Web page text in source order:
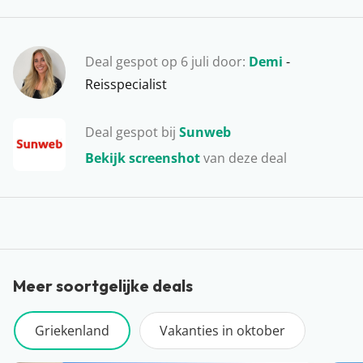
Deal gespot op 6 juli door: Demi -
Reisspecialist
Deal gespot bij Sunweb
Bekijk screenshotvan deze deal
hotels en appartementen te vinden, die bijna allemaal
schiereiland, Agion Oros, gaat het er iets anders aan
toe. Hier wonen namelijk alleen monniken. Ook vind je
Meer soortgelijke deals
Griekenland Vakanties in oktober